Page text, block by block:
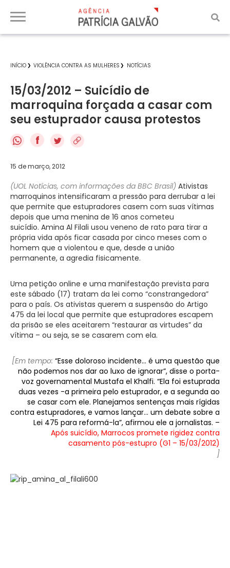
INÍCIO VIOLÊNCIA CONTRA AS MULHERES NOTÍCIAS
15/03/2012 – Suicídio de
marroquina forçada a casar com
seu estuprador causa protestos
f
15 de março, 2012
(UOL Notícias, com informações da BBC Brasil) Ativistas
marroquinos intensificaram a pressão para derrubar a lei
que permite que estupradores casem com suas vítimas
depois que uma menina de 16 anos cometeu
suicídio. Amina Al Filali usou veneno de rato para tirar a
própria vida após ficar casada por cinco meses com o
homem que a violentou e que, desde a união
permanente, a agredia fisicamente.
Uma petição online e uma manifestação prevista para
este sábado (17) tratam da lei como “constrangedora”
para o país. Os ativistas querem a suspensão do Artigo
475 da lei local que permite que estupradores escapem
da prisão se eles aceitarem “restaurar as virtudes” da
vítima – ou seja, se se casarem com ela.
[Em tempo: “Esse doloroso incidente… é uma questão que
não podemos nos dar ao luxo de ignorar”, disse o porta-
voz governamental Mustafa el Khalfi. “Ela foi estuprada
duas vezes -a primeira pelo estuprador, e a segunda ao
se casar com ele. Planejamos sentenças mais rígidas
contra estupradores, e vamos lançar… um debate sobre a
Lei 475 para reformá-la”, afirmou ele a jornalistas. –
Após suicídio, Marrocos promete rigidez contra
casamento pós-estupro (G1 – 15/03/2012)
]